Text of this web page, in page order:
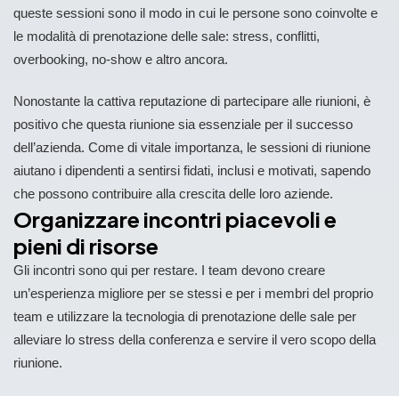
queste sessioni sono il modo in cui le persone sono coinvolte e
le modalità di prenotazione delle sale: stress, conflitti,
overbooking, no-show e altro ancora.
Nonostante la cattiva reputazione di partecipare alle riunioni, è
positivo che questa riunione sia essenziale per il successo
dell’azienda. Come di vitale importanza, le sessioni di riunione
aiutano i dipendenti a sentirsi fidati, inclusi e motivati, sapendo
che possono contribuire alla crescita delle loro aziende.
Organizzare incontri piacevoli e
pieni di risorse
Gli incontri sono qui per restare. I team devono creare
un’esperienza migliore per se stessi e per i membri del proprio
team e utilizzare la tecnologia di prenotazione delle sale per
alleviare lo stress della conferenza e servire il vero scopo della
riunione.